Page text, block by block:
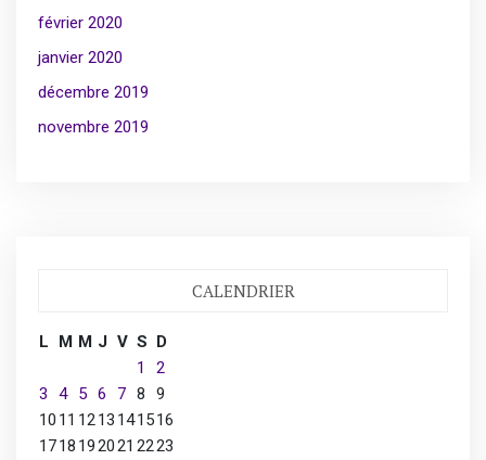
février 2020
janvier 2020
décembre 2019
novembre 2019
CALENDRIER
L M M J V S
D
1
2
3
4 5 6 7 8
9
10 11 1213 141516
1718 192021 2223